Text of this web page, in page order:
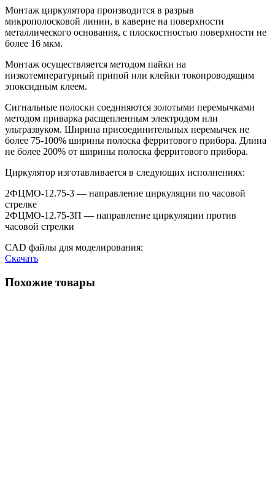
Монтаж циркулятора производится в разрыв
микрополосковой линии, в каверне на поверхности
металлического основания, с плоскостностью поверхности не
более 16 мкм.
Монтаж осуществляется методом пайки на
низкотемпературный припой или клейки токопроводящим
эпоксидным клеем.
Сигнальные полоски соединяются золотыми перемычками
методом приварка расщепленным электродом или
ультразвуком. Ширина присоединительных перемычек не
более 75-100% ширины полоска ферритового прибора. Длина
не более 200% от ширины полоска ферритового прибора.
Циркулятор изготавливается в следующих исполнениях:
2ФЦМО-12.75-3 — направление циркуляции по часовой
стрелке
2ФЦМО-12.75-3П — направление циркуляции против
часовой стрелки
CAD файлы для моделирования:
Скачать
Похожие товары